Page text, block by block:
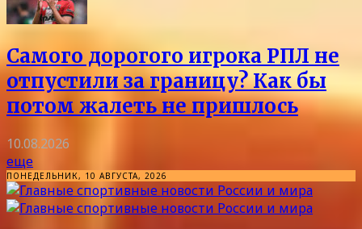
Самого дорогого игрока РПЛ не
отпустили за границу? Как бы
потом жалеть не пришлось
10.08.2026
еще
ПОНЕДЕЛЬНИК, 10 АВГУСТА, 2026